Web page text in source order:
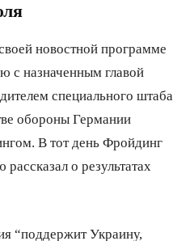
новостной программе
с назначенным главой
специального штаба
обороны Германии
В тот день Фройдинг
о результатах
“поддержит Украину,